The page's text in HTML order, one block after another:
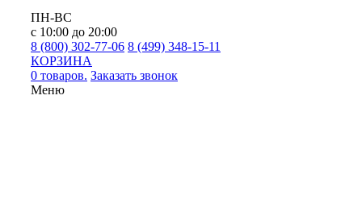
ПН-ВС
с 10:00 до 20:00
8 (800) 302-77-06 8 (499) 348-15-11
КОРЗИНА
0 товаров. Заказать звонок
Меню